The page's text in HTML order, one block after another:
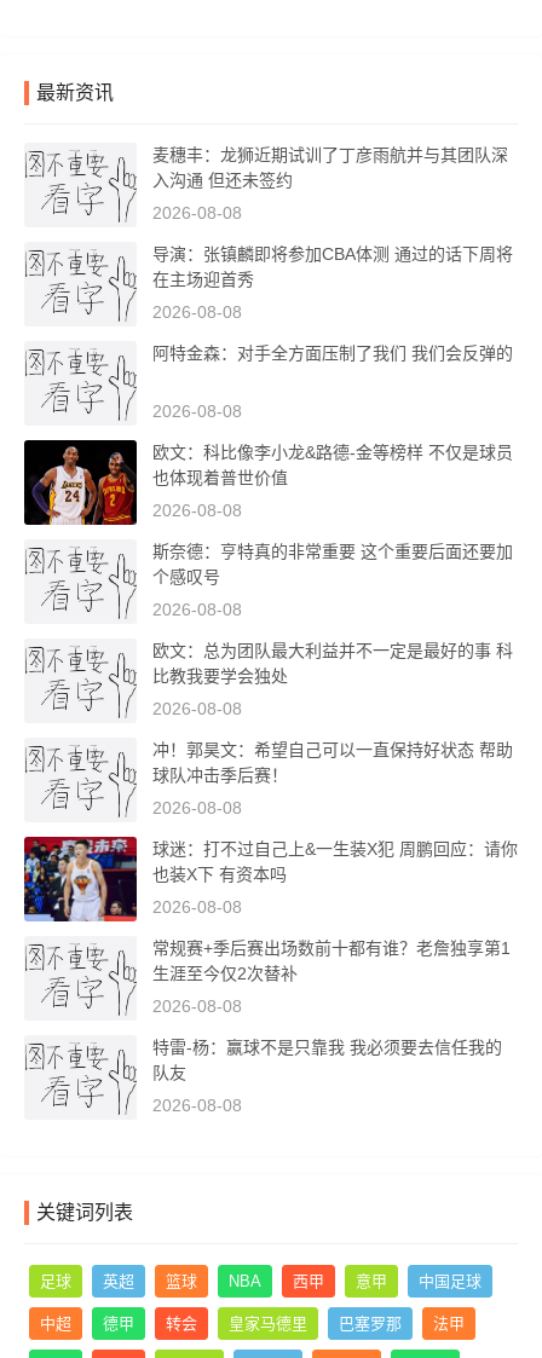
最新资讯
麦穗丰：龙狮近期试训了丁彦雨航并与其团队深
入沟通 但还未签约
2026-08-08
导演：张镇麟即将参加CBA体测 通过的话下周将
在主场迎首秀
2026-08-08
阿特金森：对手全方面压制了我们 我们会反弹的
2026-08-08
欧文：科比像李小龙&路德-金等榜样 不仅是球员
也体现着普世价值
2026-08-08
斯奈德：亨特真的非常重要 这个重要后面还要加
个感叹号
2026-08-08
欧文：总为团队最大利益并不一定是最好的事 科
比教我要学会独处
2026-08-08
冲！郭昊文：希望自己可以一直保持好状态 帮助
球队冲击季后赛！
2026-08-08
球迷：打不过自己上&一生装X犯 周鹏回应：请你
也装X下 有资本吗
2026-08-08
常规赛+季后赛出场数前十都有谁？老詹独享第1
生涯至今仅2次替补
2026-08-08
特雷-杨：赢球不是只靠我 我必须要去信任我的
队友
2026-08-08
关键词列表
足球 英超 篮球 NBA 西甲 意甲 中国足球
中超 德甲 转会 皇家马德里 巴塞罗那 法甲